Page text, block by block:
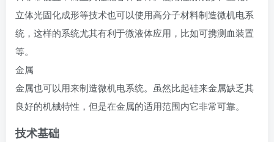
立体光固化成形等技术也可以使用高分子材料制造微机电系
统，这样的系统尤其有利于微液体应用，比如可携测血装置
等。
金属
金属也可以用来制造微机电系统。虽然比起硅来金属缺乏其
良好的机械特性，但是在金属的适用范围内它非常可靠。
技术基础